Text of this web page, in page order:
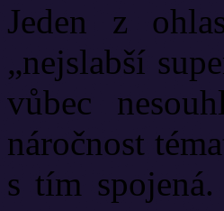
Jeden z
„nejslabší
vůbec
náročnost
s tím